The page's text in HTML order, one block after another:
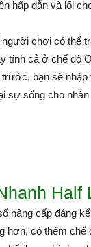
hấp dẫn và lối
chơi có thể
tính cả ở chế độ
bạn sẽ nhập
sự sống cho nhân
Half
nâng cấp đáng
hơn, có thêm chế